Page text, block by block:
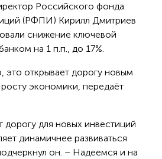
Российского фонда
(РФПИ) Кирилл Дмитриев
снижение ключевой
на 1 п.п., до 17%.
открывает дорогу новым
экономики, передаёт
дорогу для новых инвестиций
динамичнее развиваться
он. – Надеемся и на